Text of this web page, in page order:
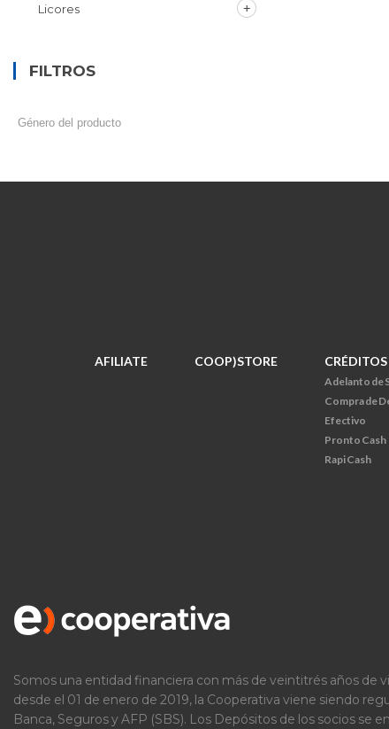
Licores
FILTROS
AFILIATE COOP)STORE CRÉDITOS
Adelanto de
Compra de
Efectivo
Pronto Cash
Rapi Cash
Somos una entidad financiera con más de veintitrés años de
desde el 01 de enero de 2019, la Cooperativa viene siendo
Banca, Seguros y AFP (SBS). Los Depósitos de los socios se